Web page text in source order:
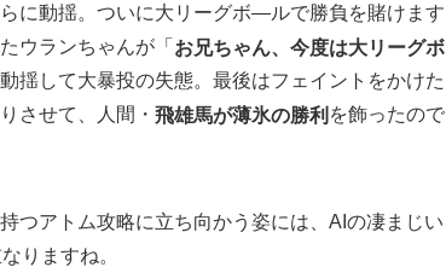
に動揺。ついに大リーグボ―ルで勝負を賭けます
ウランちゃんが「 お兄ちゃん、今度は大リーグボ
揺して大暴投の失態。最後はフェイントをかけた
させて、人間・ 飛雄馬が薄氷の勝利 を飾ったので
つアトム攻略に立ち向かう姿には、AIの凄まじい
りますね。